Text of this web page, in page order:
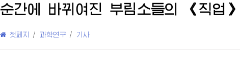
순간에 바뀌여진 부림소들의 《직업》
첫페지 / 과학연구 / 기사